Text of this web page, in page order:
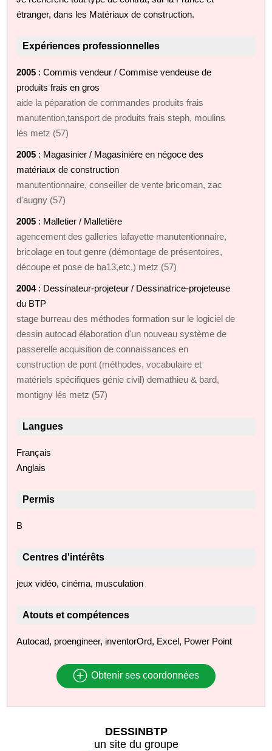
étranger, dans les Matériaux de construction.
Expériences professionnelles
2005 : Commis vendeur / Commise vendeuse de
produits frais en gros
aide la péparation de commandes produits frais
manutention,tansport de produits frais steph, moulins
lés metz (57)
2005 : Magasinier / Magasinière en négoce des
matériaux de construction
manutentionnaire, conseiller de vente bricoman, zac
d'augny (57)
2005 : Malletier / Malletière
agencement des galleries lafayette manutentionnaire,
bricolage en tout genre (démontage de présentoires,
découpe et pose de ba13,etc.) metz (57)
2004: Dessinateur-projeteur / Dessinatrice-projeteuse
du BTP
stage burreau des méthodes formation sur le logiciel de
dessin autocad élaboration d'un nouveau système de
passerelle acquisition de connaissances en
construction de pont (méthodes, vocabulaire et
matériels spécifiques génie civil) demathieu & bard,
montigny lés metz (57)
Langues
Français
Anglais
Permis
B
Centres d'intérêts
jeux vidéo, cinéma, musculation
Atouts et compétences
Autocad, proengineer, inventorOrd, Excel, Power Point
Obtenir ses coordonnées
DESSINBTP
un site du groupe